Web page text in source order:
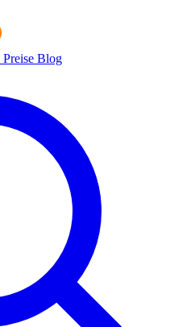
Preise Blog